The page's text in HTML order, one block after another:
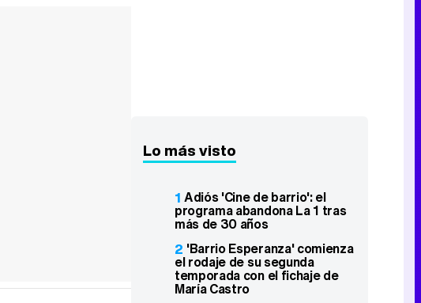
Lo más visto
1 Adiós 'Cine de barrio': el
programa abandona La 1 tras
más de 30 años
2 'Barrio Esperanza' comienza
el rodaje de su segunda
temporada con el fichaje de
María Castro